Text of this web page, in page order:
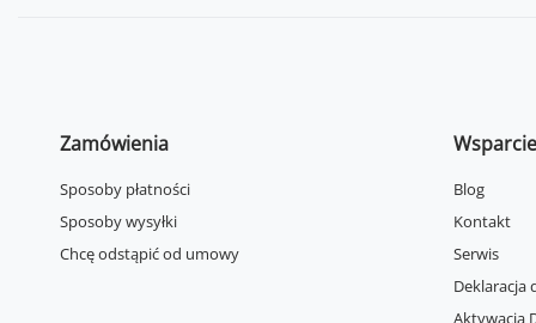
Zamówienia
Sposoby płatności
Sposoby wysyłki
Chcę odstąpić od umowy
Wsparcie
Blog
Kontakt
Serwis
Deklaracja
Aktywacja